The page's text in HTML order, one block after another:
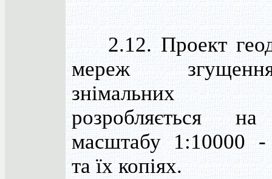
2.12. Проект
мереж
знімальних
розробляється
масштабу 1:10000
та їх копіях.